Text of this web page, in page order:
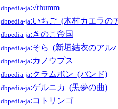
dbpedia-ja:√thumm
dbpedia-ja:いちご_(木村カエラの
dbpedia-ja:きのこ帝国
dbpedia-ja:そら_(新垣結衣のアル
dbpedia-ja:カノウプス
dbpedia-ja:クラムボン_(バンド)
dbpedia-ja:ゲルニカ_(黒夢の曲)
dbpedia-ja:コトリンゴ